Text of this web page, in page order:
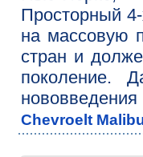
Просторный
на массовую
стран и
поколение.
Chevroelt